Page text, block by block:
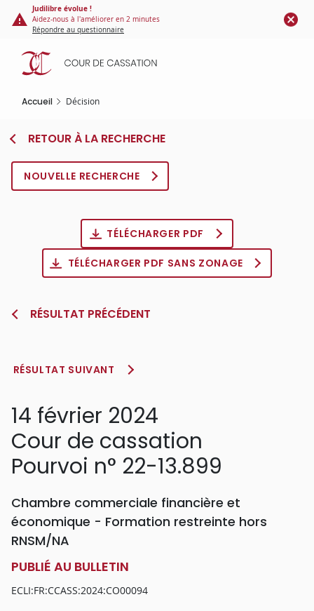
Panneau de gestion des cookies
contenu
principal
Judilibre évolue !
Aidez-nous à l'améliorer en 2 minutes
Répondre au questionnaire
Accueil Décision
RETOUR À LA RECHERCHE
NOUVELLE RECHERCHE
TÉLÉCHARGER PDF
TÉLÉCHARGER PDF SANS ZONAGE
RÉSULTAT PRÉCÉDENT
RÉSULTAT SUIVANT
14 février 2024
Cour de cassation
Pourvoi n° 22-13.899
Chambre commerciale financière et
économique - Formation restreinte hors
RNSM/NA
PUBLIÉ AU BULLETIN
ECLI:FR:CCASS:2024:CO00094